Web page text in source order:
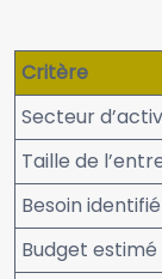
Critère
Secteur
Taille de
Besoin identifié
Budget estimé